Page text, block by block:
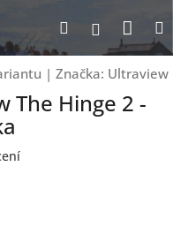
Hledat
| Značka: Ultraview
The Hinge 2 -